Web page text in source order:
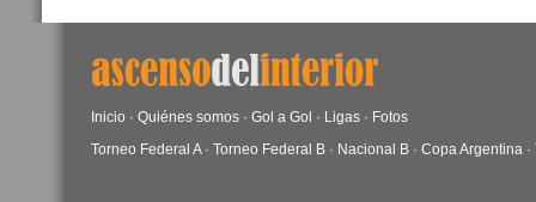
Inicio · Quiénes somos · Gol a Gol · Ligas · Fotos
Torneo Federal A· Torneo Federal B · Nacional B · Copa Argentina ·